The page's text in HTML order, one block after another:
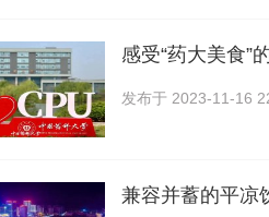
感受“药大美食”
发布于 2023-11-16
兼容并蓄的平凉